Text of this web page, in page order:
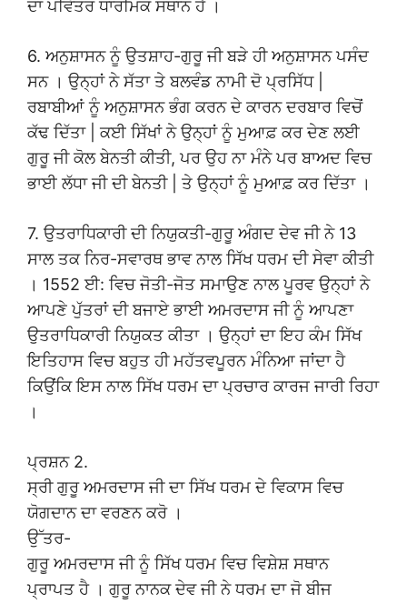
ਦਾ ਪਵਿੱਤਰ ਧਾਰਮਿਕ ਸਥਾਨ ਹੈ ।
6. ਅਨੁਸ਼ਾਸਨ ਨੂੰ ਉਤਸ਼ਾਹ-ਗੁਰੂ ਜੀ ਬੜੇ ਹੀ ਅਨੁਸ਼ਾਸਨ ਪਸੰਦ
ਸਨ । ਉਨ੍ਹਾਂ ਨੇ ਸੱਤਾ ਤੇ ਬਲਵੰਡ ਨਾਮੀ ਦੋ ਪ੍ਰਸਿੱਧ |
ਰਬਾਬੀਆਂ ਨੂੰ ਅਨੁਸ਼ਾਸਨ ਭੰਗ ਕਰਨ ਦੇ ਕਾਰਨ ਦਰਬਾਰ ਵਿਚੋਂ
ਕੱਢ ਦਿੱਤਾ | ਕਈ ਸਿੱਖਾਂ ਨੇ ਉਨ੍ਹਾਂ ਨੂੰ ਮੁਆਫ਼ ਕਰ ਦੇਣ ਲਈ
ਗੁਰੂ ਜੀ ਕੋਲ ਬੇਨਤੀ ਕੀਤੀ, ਪਰ ਉਹ ਨਾ ਮੰਨੇ ਪਰ ਬਾਅਦ ਵਿਚ
ਭਾਈ ਲੱਧਾ ਜੀ ਦੀ ਬੇਨਤੀ | ਤੇ ਉਨ੍ਹਾਂ ਨੂੰ ਮੁਆਫ਼ ਕਰ ਦਿੱਤਾ ।
7. ਉਤਰਾਧਿਕਾਰੀ ਦੀ ਨਿਯੁਕਤੀ-ਗੁਰੂ ਅੰਗਦ ਦੇਵ ਜੀ ਨੇ 13
ਸਾਲ ਤਕ ਨਿਰ-ਸਵਾਰਥ ਭਾਵ ਨਾਲ ਸਿੱਖ ਧਰਮ ਦੀ ਸੇਵਾ ਕੀਤੀ
। 1552 ਈ: ਵਿਚ ਜੋਤੀ-ਜੋਤ ਸਮਾਉਣ ਨਾਲ ਪੂਰਵ ਉਨ੍ਹਾਂ ਨੇ
ਆਪਣੇ ਪੁੱਤਰਾਂ ਦੀ ਬਜਾਏ ਭਾਈ ਅਮਰਦਾਸ ਜੀ ਨੂੰ ਆਪਣਾ
ਉਤਰਾਧਿਕਾਰੀ ਨਿਯੁਕਤ ਕੀਤਾ । ਉਨ੍ਹਾਂ ਦਾ ਇਹ ਕੰਮ ਸਿੱਖ
ਇਤਿਹਾਸ ਵਿਚ ਬਹੁਤ ਹੀ ਮਹੱਤਵਪੂਰਨ ਮੰਨਿਆ ਜਾਂਦਾ ਹੈ
ਕਿਉਂਕਿ ਇਸ ਨਾਲ ਸਿੱਖ ਧਰਮ ਦਾ ਪ੍ਰਚਾਰ ਕਾਰਜ ਜਾਰੀ ਰਿਹਾ
।
ਪ੍ਰਸ਼ਨ 2.
ਸ੍ਰੀ ਗੁਰੂ ਅਮਰਦਾਸ ਜੀ ਦਾ ਸਿੱਖ ਧਰਮ ਦੇ ਵਿਕਾਸ ਵਿਚ
ਯੋਗਦਾਨ ਦਾ ਵਰਣਨ ਕਰੋ ।
ਉੱਤਰ-
ਗੁਰੂ ਅਮਰਦਾਸ ਜੀ ਨੂੰ ਸਿੱਖ ਧਰਮ ਵਿਚ ਵਿਸ਼ੇਸ਼ ਸਥਾਨ
ਪ੍ਰਾਪਤ ਹੈ । ਗੁਰੂ ਨਾਨਕ ਦੇਵ ਜੀ ਨੇ ਧਰਮ ਦਾ ਜੋ ਬੀਜ